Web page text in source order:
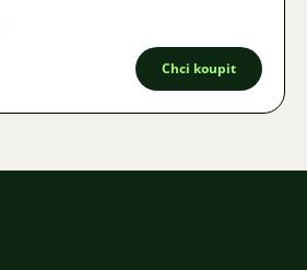
Chci koupit